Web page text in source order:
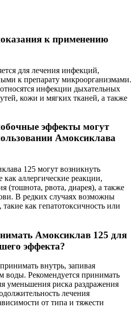
к применению
для лечения инфекций,
к препарату микроорганизмами.
инфекции дыхательных
кожи и мягких тканей, а также
эффекты могут
Амоксиклава
125 могут возникнуть
аллергические реакции,
(тошнота, рвота, диарея), а также
В редких случаях возможны
как гепатотоксичность или
Амоксиклав 125 для
эффекта?
внутрь, запивая
воды. Рекомендуется принимать
уменьшения риска раздражения
лечения
от типа и тяжести